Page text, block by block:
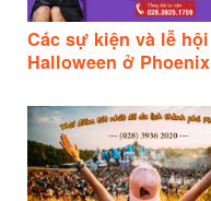
Các sự kiện và lễ hội
Halloween ở Phoenix